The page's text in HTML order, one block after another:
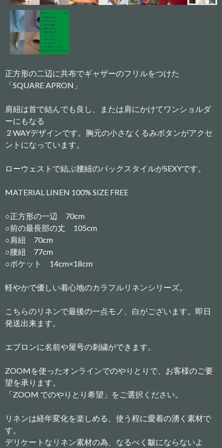
正方形の二辺に共布でギャザーのフリルをつけた
「SQUARE APRON」
肩紐は首で結んでも良し、または肩にかけてワンショルダ
ーにもなる
２WAYデザインです。胸元の小さなくるみボタンがアクセ
ントになっています。
ローウェストで結ぶ腰紐のバックスタイルがSEXYです。
MATERIAL LINEN 100% SIZE FREE
○正方形の一辺 70cm
○前の最長部の丈 105cm
○肩紐 70cm
○腰紐 77cm
○ボケット 14cm×18cm
軽やかで優しい着心地のカラフルリネンシリーズ。
こちらのリネンで最後の一点モノ、白がございます。即日
発送出来ます。
エプロンに名前や屋号の刺繍ができます。
ZOOMを使ったオンラインでのやりとりで、お客様のご要
望を承ります。
「ZOOM でのやりとり希望」をご選択ください。
リネンは経年変化を楽しめる、使う程に愛着の湧く素材で
す。
デリケートなリネン素材の為、なるべく皺にならないよ